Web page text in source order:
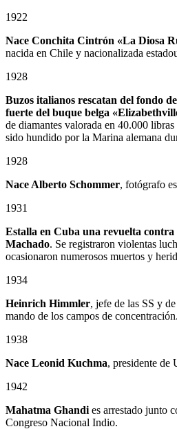
1922
Nace Conchita Cintrón «La Diosa
nacida en Chile y nacionalizada
1928
Buzos italianos rescatan del fondo
fuerte del buque belga
de diamantes valorada en 40.000
sido hundido por la Marina alemana
1928
Nace Alberto Schommer, fotógrafo
1931
Estalla en Cuba una revuelta
Machado. Se registraron violentas
ocasionaron numerosos muertos y
1934
Heinrich Himmler, jefe de las SS y
mando de los campos de concentración.
1938
Nace Leonid Kuchma, presidente de
1942
Mahatma Ghandi es arrestado junto
Congreso Nacional Indio.